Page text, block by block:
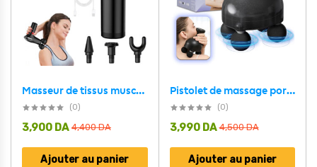
Masseur de tissus musculaire électrique à double tête à 6 vitesses – جهاز تدليك متعدد الرؤوس
(0)
4,400DA
3,900 DA
Ajouter au panier
Pistolet de massage portatif à 4 têtes pour tissus profonds – جهاز تدليك الجسم
(0)
4,500DA
3,990 DA
Ajouter au panier